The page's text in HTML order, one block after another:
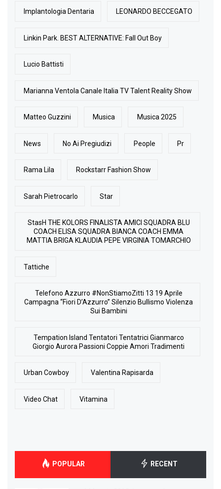
Implantologia Dentaria LEONARDO BECCEGATO
Linkin Park. BEST ALTERNATIVE: Fall Out Boy
Lucio Battisti
Marianna Ventola Canale Italia TV Talent Reality Show
Matteo Guzzini Musica Musica 2025
News No Ai Pregiudizi People Pr
Rama Lila Rockstarr Fashion Show
Sarah Pietrocarlo Star
StasH THE KOLORS FINALISTA AMICI SQUADRA BLU
COACH ELISA SQUADRA BIANCA COACH EMMA
MATTIA BRIGA KLAUDIA PEPE VIRGINIA TOMARCHIO
Tattiche
Telefono Azzurro #NonStiamoZitti 13 19 Aprile
Campagna “Fiori D’Azzurro” Silenzio Bullismo Violenza
Sui Bambini
Tempation Island Tentatori Tentatrici Gianmarco
Giorgio Aurora Passioni Coppie Amori Tradimenti
Urban Cowboy Valentina Rapisarda
Video Chat Vitamina
POPULAR RECENT